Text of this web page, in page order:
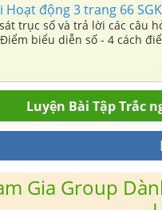
Hoạt động 3 trang 66
trục số và trả lời các câu
4 cách điểm gốc 0 bao nhiêu đơn vị ? c) Có nhận xét gì về khoảng
Luyện Bài Tập Trắc
Gia Group